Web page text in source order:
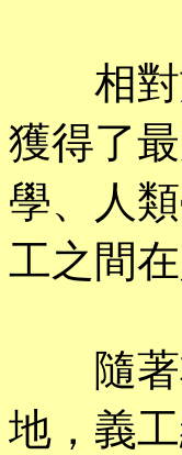
相對於
獲得了
學、人
工之間
隨著非
地，義